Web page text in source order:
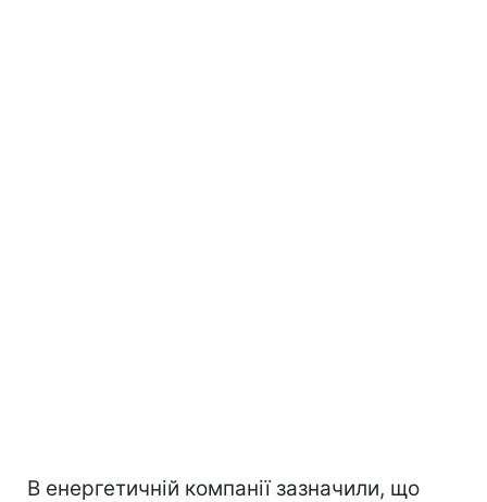
В енергетичній компанії зазначили, що